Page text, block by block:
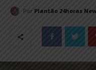
Por Plantão 24horas